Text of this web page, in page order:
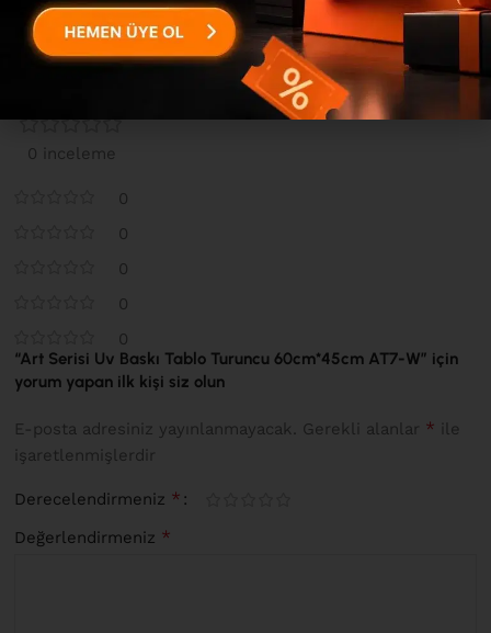
Değerlendirmeler
0 inceleme
0
0
0
0
0
“Art Serisi Uv Baskı Tablo Turuncu 60cm*45cm AT7-W” için
yorum yapan ilk kişi siz olun
E-posta adresiniz yayınlanmayacak. Gerekli alanlar * ile
işaretlenmişlerdir
Derecelendirmeniz *
Değerlendirmeniz *